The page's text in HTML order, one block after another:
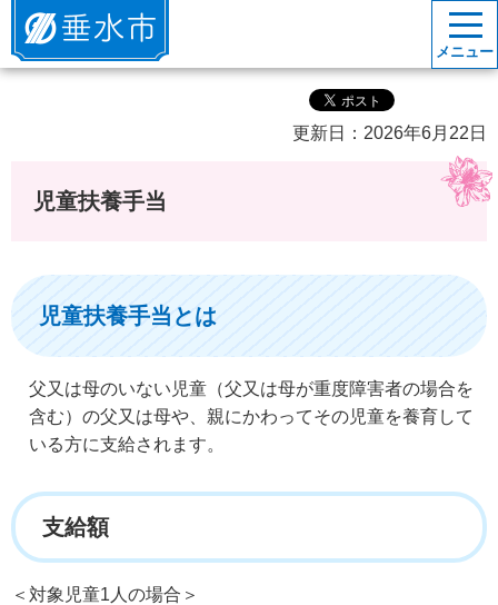
垂水市
メニュー
更新日：2026年6月22日
児童扶養手当
児童扶養手当とは
父又は母のいない児童（父又は母が重度障害者の場合を
含む）の父又は母や、親にかわってその児童を養育して
いる方に支給されます。
支給額
＜対象児童1人の場合＞